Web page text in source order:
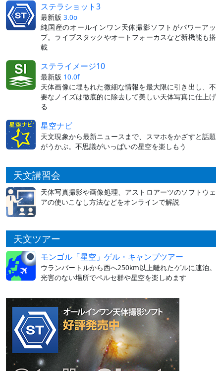
ステラショット3
最新版 3.0o
純国産のオールインワン天体撮影ソフトがパワーアッ
プ。ライブスタックやオートフォーカスなど新機能も搭
載
ステライメージ10
最新版 10.0f
天体画像に埋もれた微細な情報を最大限に引き出し、不
要なノイズは徹底的に除去して美しい天体写真に仕上げ
る
星空ナビ
天文現象から最新ニュースまで、スマホをかざすと話題
がうかぶ。不思議がいっぱいの星空を楽しもう
天文講習会
天体写真撮影や画像処理、アストロアーツのソフトウェ
アの使いこなし方法などをオンラインで解説
天文ツアー
モンゴル「星空」ゲル・キャンプツアー
ウランバートルから西へ250km以上離れたゲルに連泊。
光害のない場所でペルセ群や星空を楽しめます